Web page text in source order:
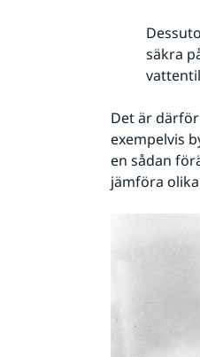
säkra
Det är
exempelvis
en sådan
jämföra